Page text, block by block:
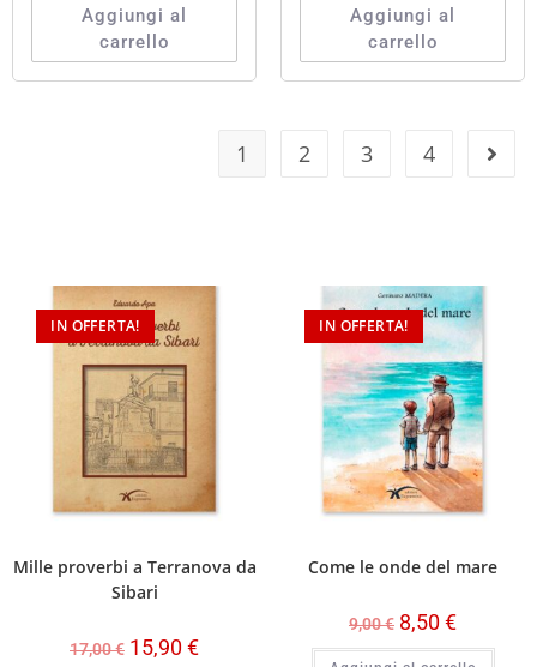
Aggiungi al
carrello
Aggiungi al
carrello
1 2 3 4
IN OFFERTA!
Mille proverbi a Terranova da
Sibari
17,00€ 15,90€
IN OFFERTA!
Come le onde del mare
9,00€ 8,50€